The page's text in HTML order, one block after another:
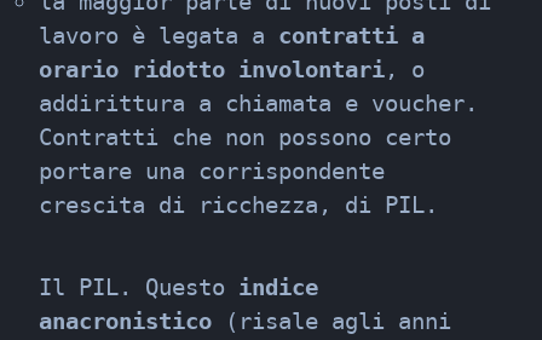
lavoro è legata a contratti a
orario ridotto involontari, o
addirittura a chiamata e voucher.
Contratti che non possono certo
portare una corrispondente
crescita di ricchezza, di PIL.
Il PIL. Questo indice
anacronistico (risale agli anni